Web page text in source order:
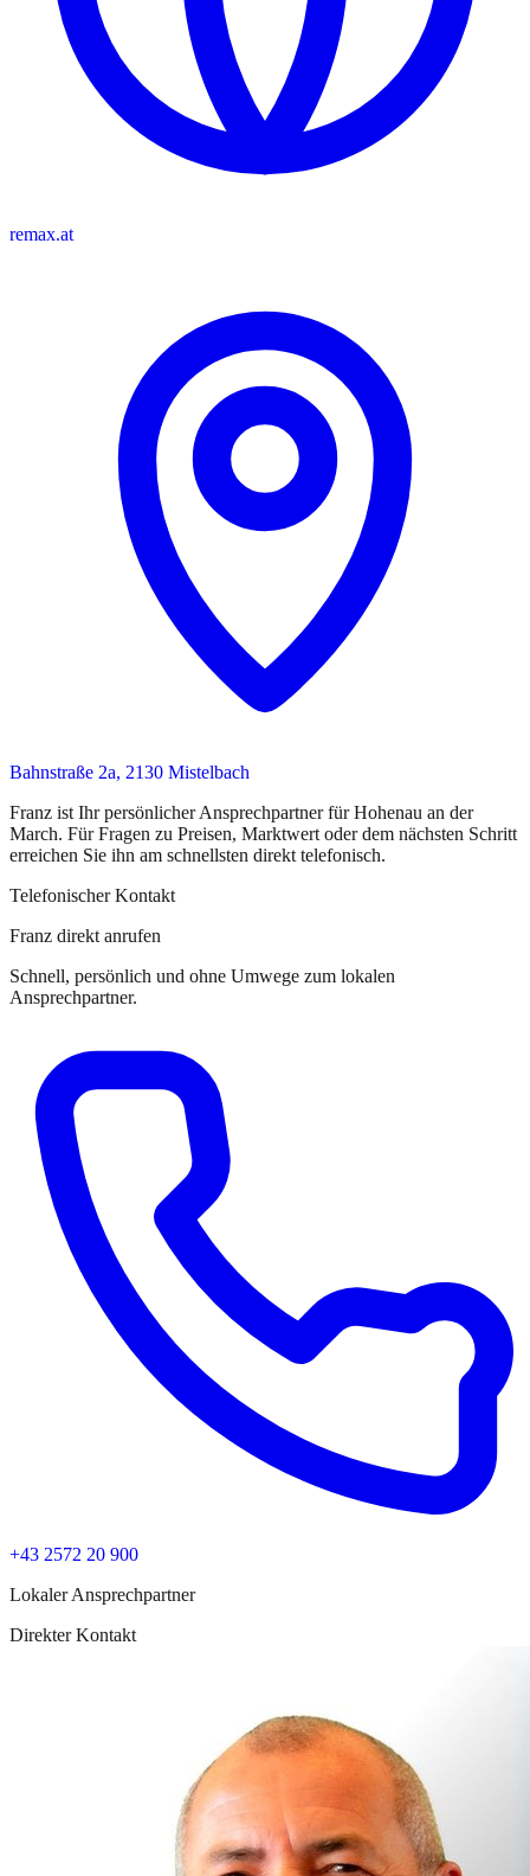
remax.at
Bahnstraße 2a, 2130 Mistelbach
Franz ist Ihr persönlicher Ansprechpartnerfür Hohenau an der
March. Für Fragen zu Preisen, Marktwert oder dem nächsten Schritt
erreichen Sie ihn am schnellsten direkt telefonisch.
Telefonischer Kontakt
Franz direkt anrufen
Schnell, persönlich und ohne Umwege zum lokalen
Ansprechpartner.
+43 2572 20 900
Lokaler Ansprechpartner
Direkter Kontakt